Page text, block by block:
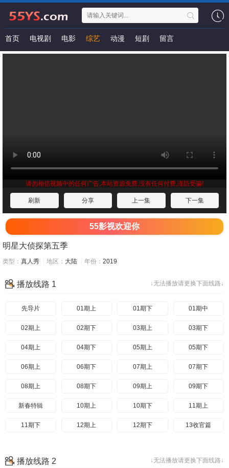
首页 电视剧 电影 综艺 动漫 短剧 留言
请勿相信视频中的任何广告,本站资源免费,没有任何付费,谨防受骗!
刷新 分享 上一集 下一集
55影视欢迎你
明星大侦探第五季
类型： 真人秀 地区： 大陆 年份： 2019
↓无法播放请更换下面线路↓
播放线路 1
先导片 01期上 01期下 01期中
02期上 02期下 03期上 03期下
04期上 04期下 05期上 05期下
06期上 06期下 07期上 07期下
08期上 08期下 09期上 09期下
新春特辑 10期上 10期下 11期上
11期下 12期上 12期下 13收官篇
↓无法播放请更换下面线路↓
播放线路 2